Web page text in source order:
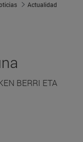
Actualidad
BERRI ETA